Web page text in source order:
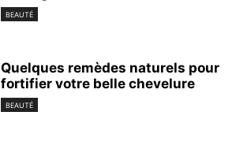
BEAUTÉ
Quelques remèdes naturels pour
fortifier votre belle chevelure
BEAUTÉ